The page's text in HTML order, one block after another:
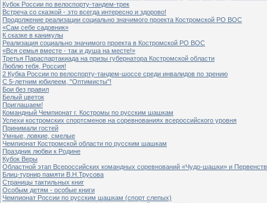
Кубок России по велоспорту-тандем-трек
Встреча со сказкой - это всегда интересно и здорово!
Продолжение реализации социально значимого проекта Костромской РО ВОС
«Сам себе садовник»
К сказке в каникулы
Реализация социально значимого проекта в Костромской РО ВОС
«Вся семья вместе - так и душа на месте!»
Третья Параспартакиада на призы губернатора Костромской области
Люблю тебя, Россия!
2 Кубка России по велоспорту-тандем-шоссе среди инвалидов по зрению
С 5-летним юбилеем, "Оптимисты"!
Бои без правил
Белый цветок
Приглашаем!
Командный Чемпионат г. Костромы по русским шашкам
Успехи костромских спортсменов на соревнованиях всероссийского уровня
Принимали гостей
Умные, ловкие, смелые
Чемпионат Костромской области по русским шашкам
Праздник любви к Родине
Кубок Веры
Областной этап Всероссийских командных соревнований «Чудо-шашки» и
Блиц-турнир памяти В.Н.Трусова
Страницы тактильных книг
Особым детям - особые книги
Чемпионат России по русским шашкам (спорт слепых)